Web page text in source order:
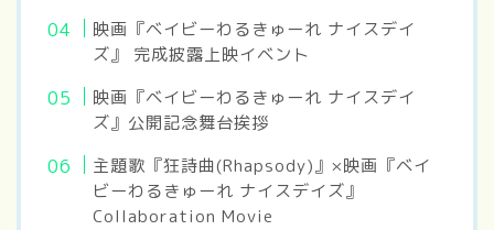
映画『ベイビーわるきゅーれ ナイスデイ
ズ』 完成披露上映イベント
映画『ベイビーわるきゅーれ ナイスデイ
ズ』公開記念舞台挨拶
主題歌『狂詩曲(Rhapsody)』×映画『ベイ
ビーわるきゅーれ ナイスデイズ』
Collaboration Movie